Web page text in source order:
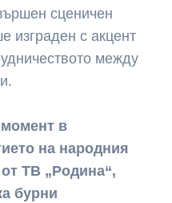
сценичен
изграден с акцент
между
в
на народния
отТВ „Родина“,
бурни